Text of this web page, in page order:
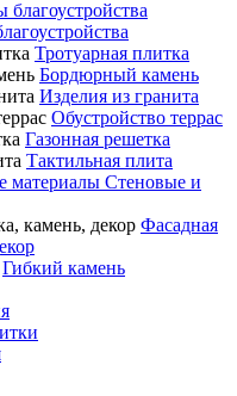
Тротуарная плитка
Бордюрный камень
Изделия из гранита
Обустройство террас
Газонная решетка
Тактильная плита
Стеновые и
Фасадная
Гибкий камень